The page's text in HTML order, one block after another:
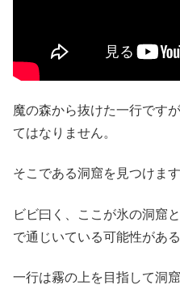
魔の森から抜けた一行です
てはなりません。
そこである洞窟を見つけます
ビビ曰く、ここが氷の洞窟
で通じいている可能性があ
一行は霧の上を目指して洞窟